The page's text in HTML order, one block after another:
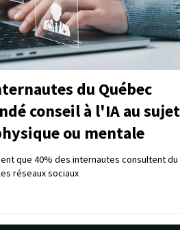
du Québec
conseil à l'IA au sujet
ou mentale
que 40% des internautes consultent du
réseaux sociaux